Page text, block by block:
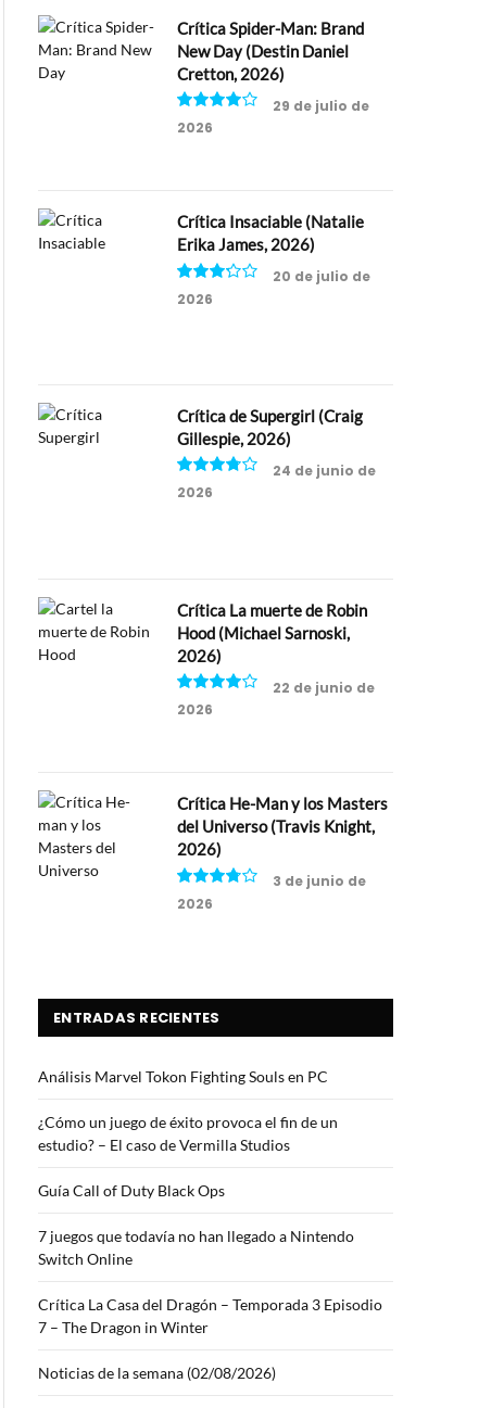
Crítica Spider-Man: Brand
New Day (Destin Daniel
Cretton, 2026)
8
29 de julio de
2026
Crítica Insaciable (Natalie
Erika James, 2026)
6.5
20 de julio de
2026
Crítica de Supergirl (Craig
Gillespie, 2026)
7.5
24 de junio de
2026
Crítica La muerte de Robin
Hood (Michael Sarnoski,
2026)
8
22 de junio de
2026
Crítica He-Man y los Masters
del Universo (Travis Knight,
2026)
7.5
3 de junio de
2026
ENTRADAS RECIENTES
Análisis Marvel Tokon Fighting Souls en PC
¿Cómo un juego de éxito provoca el fin de un
estudio? – El caso de Vermilla Studios
Guía Call of Duty Black Ops
7 juegos que todavía no han llegado a Nintendo
Switch Online
Crítica La Casa del Dragón – Temporada 3 Episodio
7 – The Dragon in Winter
Noticias de la semana (02/08/2026)